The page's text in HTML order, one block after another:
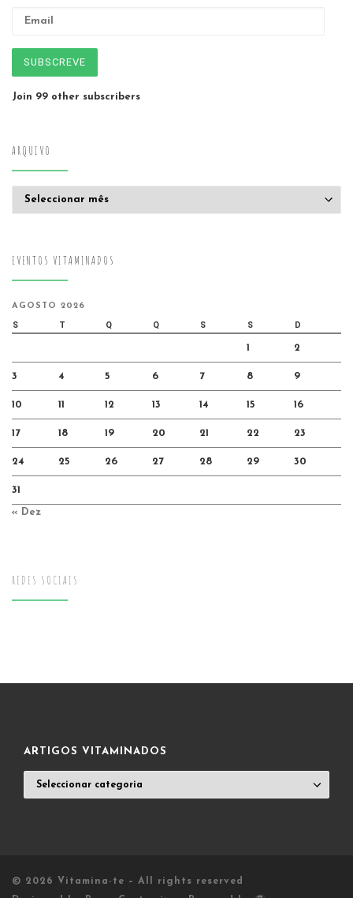
SUBSCREVE
Join 99 other subscribers
ARQUIVO
EVENTOS VITAMINADOS
AGOSTO 2026
S T Q Q S S D
1 2
3 4 5 6 7 8 9
10 11 12 13 14 15 16
17 18 19 20 21 22 23
24 25 26 27 28 29 30
31
« Dez
REDES SOCIAIS
ARTIGOS VITAMINADOS
VITAMINADOS
© 2026 Vitamina-te – All rights reserved